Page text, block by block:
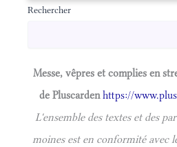
Rechercher
Messe, vêpres et complies en
de Pluscardenhttps://
L'ensemble des textes et des
moines est en conformité avec